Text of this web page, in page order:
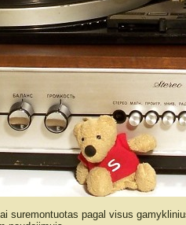
suremontuotas pagal visus